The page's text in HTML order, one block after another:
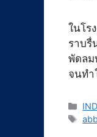
ในโร
ราบรื่
พัดลม
จนทำ